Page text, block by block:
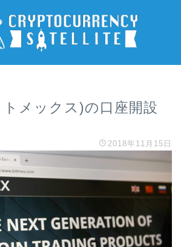
メックス)の口座開設
2018年11月15日